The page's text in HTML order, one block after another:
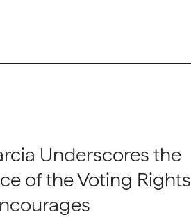
Underscores the
of the Voting Rights